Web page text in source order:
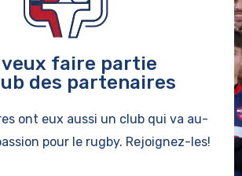
faire partie
des partenaires
ont eux aussi un club qui va au-
pour le rugby. Rejoignez-les!